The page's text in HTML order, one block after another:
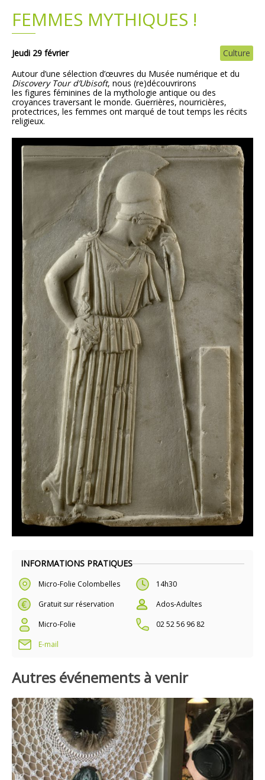
INFORMATIONS PRATIQUES
Micro-Folie Colombelles
14h30
Gratuit sur réservation
Ados-Adultes
Micro-Folie
02 52 56 96 82
E-mail
FEMMES MYTHIQUES !
Jeudi 29 février
Culture
Autour d’une sélection d’œuvres du Musée numérique et du
Discovery Tour d’Ubisoft, nous (re)découvrirons
les figures féminines de la mythologie antique ou des
croyances traversant le monde. Guerrières, nourricières,
protectrices, les femmes ont marqué de tout temps les récits
religieux.
Autres événements à venir
Plans
Demandes légales
Emploi
Marchés publics
Grands projets